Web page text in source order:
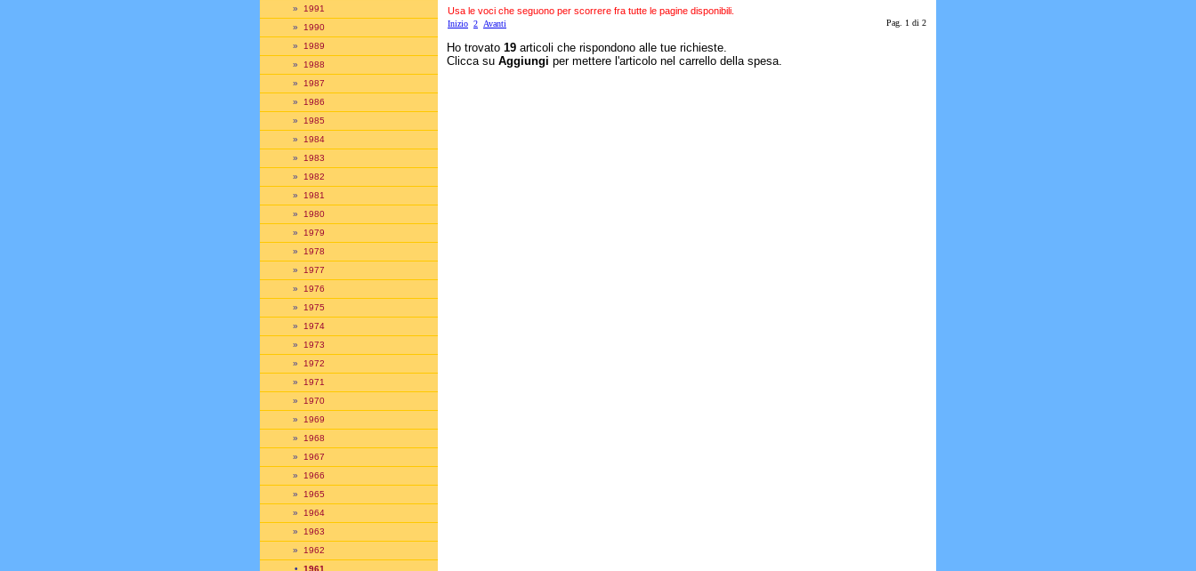
» 1991
» 1990
» 1989
» 1988
» 1987
» 1986
» 1985
» 1984
» 1983
» 1982
» 1981
» 1980
» 1979
» 1978
» 1977
» 1976
» 1975
» 1974
» 1973
» 1972
» 1971
» 1970
» 1969
» 1968
» 1967
» 1966
» 1965
» 1964
» 1963
» 1962
• 1961
Usa le voci che seguono per scorrere fra tutte le pagine disponibili.
Inizio 2 Avanti Pag. 1 di 2
Ho trovato 19 articoli che rispondono alle tue richieste.
Clicca su Aggiungi per mettere l'articolo nel carrello della spesa.